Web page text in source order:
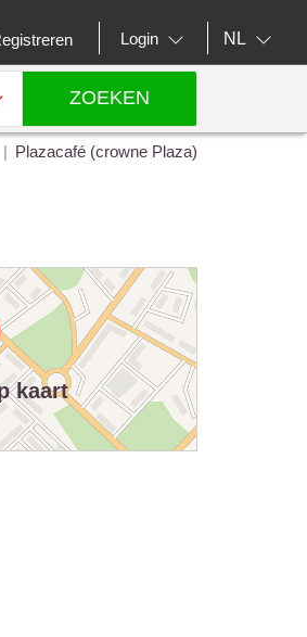
Login NL
ZOEKEN
Plazacafé (crowne Plaza)
kaart